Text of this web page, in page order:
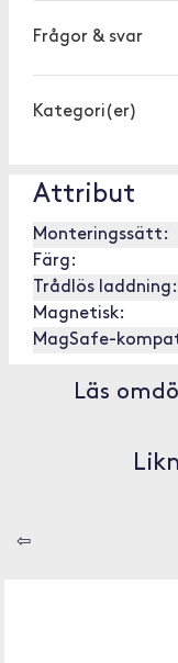
Frågor & svar
Kategori(er)
Attribut
Monteringssätt:
Färg:
Trådlös laddning:
Magnetisk:
MagSafe-
Läs
⇦